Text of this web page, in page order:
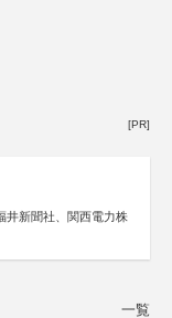
[PR]
井新聞社、関西電力株
一覧